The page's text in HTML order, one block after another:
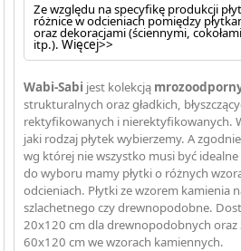
Ze względu na specyfikę produkcji
różnice w odcieniach pomiędzy
oraz dekoracjami (ściennymi,
itp.).Więcej>>
Wabi-Sabi jest kolekcją
strukturalnych oraz gładkich,
rektyfikowanych i nierektyfikowanych.
jaki rodzaj płytek wybierzemy. A
wg której nie wszystko musi być
do wyboru mamy płytki o różnych
odcieniach. Płytki ze wzorem kamienia
szlachetnego czy drewnopodobne.
20x120 cm dla drewnopodobnych
60x120 cm we wzorach kamiennych.